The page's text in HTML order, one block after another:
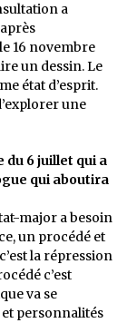
a
16 novembre
un dessin. Le
état d’esprit.
une
6 juillet qui a
qui aboutira
major a besoin
un procédé et
la répression
c’est
va se
personnalités